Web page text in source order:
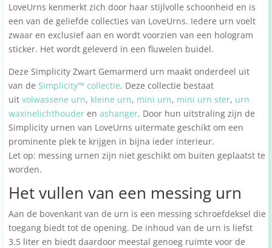
LoveUrns kenmerkt zich door haar stijlvolle schoonheid en is
een van de geliefde collecties van LoveUrns. Iedere urn voelt
zwaar en exclusief aan en wordt voorzien van een hologram
sticker. Het wordt geleverd in een fluwelen buidel.
Deze Simplicity Zwart Gemarmerd urn maakt onderdeel uit
van de Simplicity™ collectie. Deze collectie bestaat
uit volwassene urn, kleine urn, mini urn, mini urn ster, urn
waxinelichthouder en ashanger. Door hun uitstraling zijn de
Simplicity urnen van LoveUrns uitermate geschikt om een
prominente plek te krijgen in bijna ieder interieur.
Let op: messing urnen zijn niet geschikt om buiten geplaatst te
worden.
Het vullen van een messing urn
Aan de bovenkant van de urn is een messing schroefdeksel die
toegang biedt tot de opening. De inhoud van de urn is liefst
3.5 liter en biedt daardoor meestal genoeg ruimte voor de